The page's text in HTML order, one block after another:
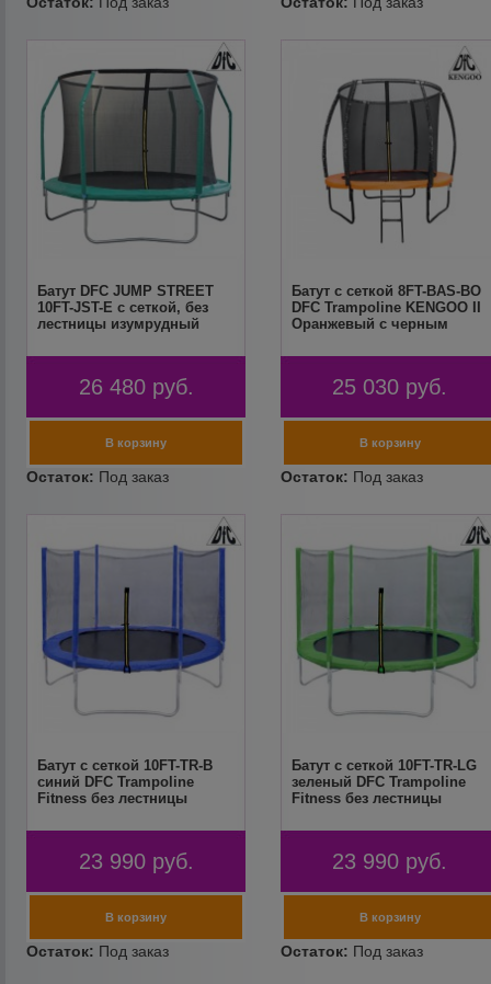
Батут DFC JUMP STREET
10FT-JST-E c сеткой, без
лестницы изумрудный
26 480 руб.
Батут с сеткой 8FT-BAS-BO
DFC Trampoline KENGOO II
Оранжевый с черным
25 030 руб.
Батут с сеткой 10FT-TR-B
синий DFC Trampoline
Fitness без лестницы
23 990 руб.
Батут с сеткой 10FT-TR-LG
зеленый DFC Trampoline
Fitness без лестницы
23 990 руб.